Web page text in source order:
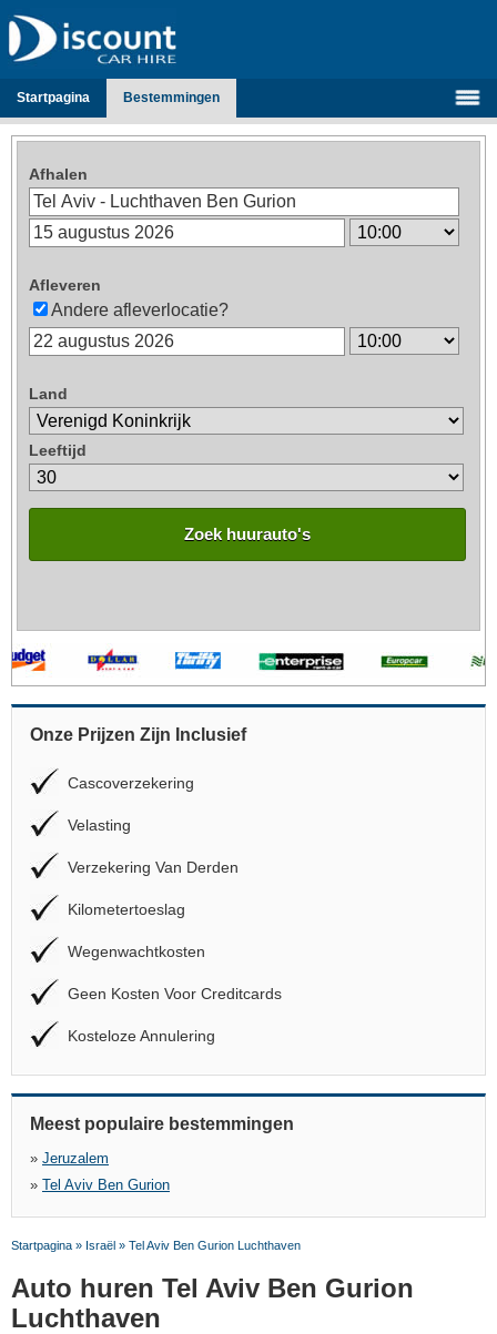
Startpagina Bestemmingen
Afhalen
Afleveren
Andere afleverlocatie?
Land
Leeftijd
Zoek huurauto's
Onze Prijzen Zijn Inclusief
Cascoverzekering
Velasting
Verzekering Van Derden
Kilometertoeslag
Wegenwachtkosten
Geen Kosten Voor Creditcards
Kosteloze Annulering
Meest populaire bestemmingen
» Jeruzalem
» Tel Aviv Ben Gurion
Startpagina » Israël » Tel Aviv Ben Gurion Luchthaven
Auto huren Tel Aviv Ben Gurion
Luchthaven